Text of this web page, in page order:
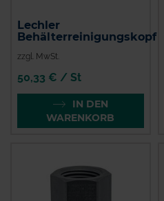
Lechler
Behälterreinigungskopf
zzgl. MwSt.
50,33 € / St
IN DEN
WARENKORB